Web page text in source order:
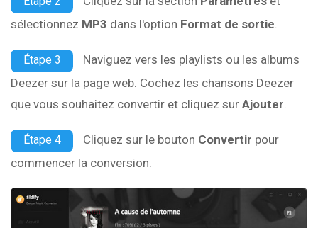
sélectionnez MP3 dans l'option Format de sortie
Étape 3
Naviguez vers les playlists ou les albums
Deezer sur la page web. Cochez les chansons Deezer
que vous souhaitez convertir et cliquez sur Ajouter
Étape 4 Cliquez sur le bouton Convertir pour
commencer la conversion.